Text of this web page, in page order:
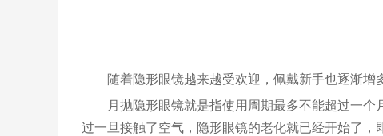
随着隐形眼镜越来越受欢迎，佩戴新手也逐渐
月抛隐形眼镜就是指使用周期最多不能超过一
过一旦接触了空气，隐形眼镜的老化就已经开始了，